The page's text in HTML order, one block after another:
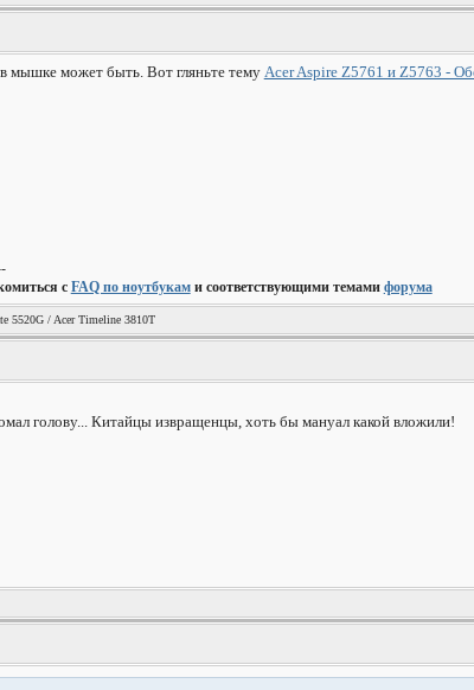
мышке может быть. Вот гляньте тему Acer Aspire Z5761 и Z5763 -
с FAQ по ноутбуками соответствующими темами форума
5520G / Acer Timeline 3810T
голову... Китайцы извращенцы, хоть бы мануал какой вложили!